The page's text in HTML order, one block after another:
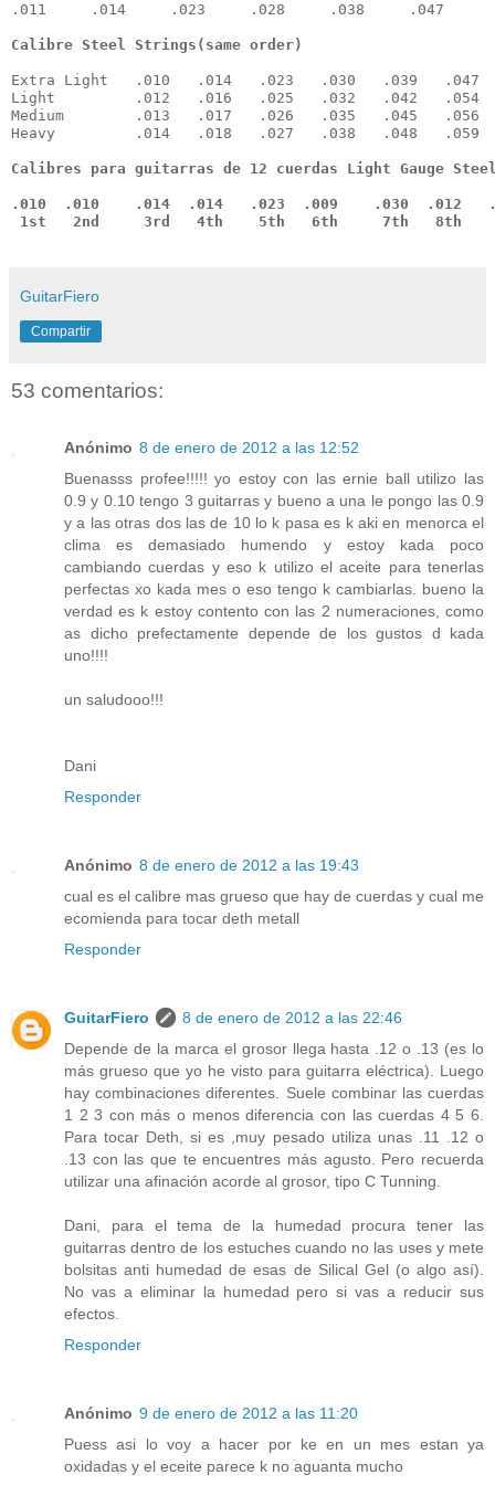
.011     .014     .023     .028     .038     .047
Extra Light   .010   .014   .023   .030   .039   .047
Light         .012   .016   .025   .032   .042   .054
Medium        .013   .017   .026   .035   .045   .056
Heavy         .014   .018   .027   .038   .048   .059
Calibres para guitarras de 12 cuerdas Light Gauge
.010  .010    .014  .014   .023  .009    .030  .012
1st   2nd     3rd   4th    5th   6th     7th   8th
GuitarFiero
Compartir
53 comentarios:
Anónimo 8 de enero de 2012 a las 12:52
Buenasss profee!!!!! yo estoy con las ernie ball utilizo las
0.9 y 0.10 tengo 3 guitarras y bueno a una le pongo las 0.9
y a las otras dos las de 10 lo k pasa es k aki en menorca el
clima es demasiado humendo y estoy kada poco
cambiando cuerdas y eso k utilizo el aceite para tenerlas
perfectas xo kada mes o eso tengo k cambiarlas. bueno la
verdad es k estoy contento con las 2 numeraciones, como
as dicho prefectamente depende de los gustos d kada
uno!!!!
un saludooo!!!
Dani
Responder
Anónimo 8 de enero de 2012 a las 19:43
cual es el calibre mas grueso que hay de cuerdas y cual me
ecomienda para tocar deth metall
Responder
GuitarFiero
8 de enero de 2012 a las 22:46
Depende de la marca el grosor llega hasta .12 o .13 (es lo
más grueso que yo he visto para guitarra eléctrica). Luego
hay combinaciones diferentes. Suele combinar las cuerdas
1 2 3 con más o menos diferencia con las cuerdas 4 5 6.
Para tocar Deth, si es ,muy pesado utiliza unas .11 .12 o
.13 con las que te encuentres más agusto. Pero recuerda
utilizar una afinación acorde al grosor, tipo C Tunning.
Dani, para el tema de la humedad procura tener las
guitarras dentro de los estuches cuando no las uses y mete
bolsitas anti humedad de esas de Silical Gel (o algo así).
No vas a eliminar la humedad pero si vas a reducir sus
efectos.
Responder
Anónimo 9 de enero de 2012 a las 11:20
Puess asi lo voy a hacer por ke en un mes estan ya
oxidadas y el eceite parece k no aguanta mucho